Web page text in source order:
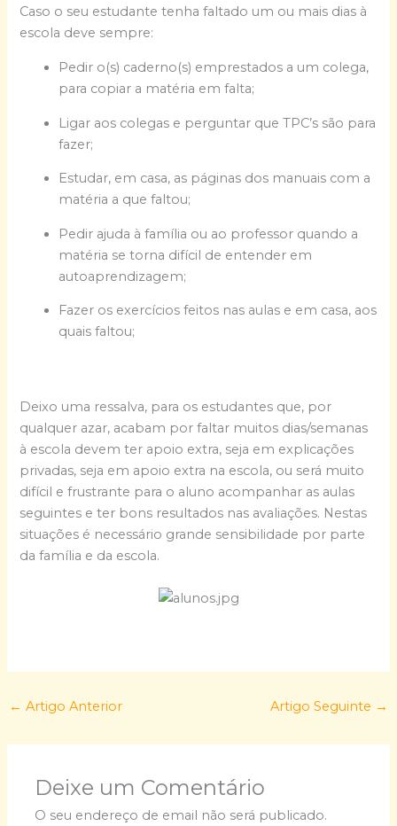
Caso o seu estudante tenha faltado um ou mais dias à
escola deve sempre:
Pedir o(s) caderno(s) emprestados a um colega,
para copiar a matéria em falta;
Ligar aos colegas e perguntar que TPC’s são para
fazer;
Estudar, em casa, as páginas dos manuais com a
matéria a que faltou;
Pedir ajuda à família ou ao professor quando a
matéria se torna difícil de entender em
autoaprendizagem;
Fazer os exercícios feitos nas aulas e em casa, aos
quais faltou;
Deixo uma ressalva, para os estudantes que, por
qualquer azar, acabam por faltar muitos dias/semanas
à escola devem ter apoio extra, seja em explicações
privadas, seja em apoio extra na escola, ou será muito
difícil e frustrante para o aluno acompanhar as aulas
seguintes e ter bons resultados nas avaliações. Nestas
situações é necessário grande sensibilidade por parte
da família e da escola.
← Artigo Anterior Artigo Seguinte →
Deixe um Comentário
O seu endereço de email não será publicado.